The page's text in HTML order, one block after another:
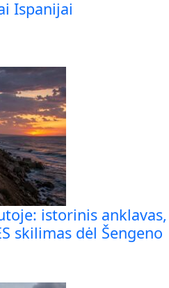
Ispanijai
istorinis anklavas,
skilimas dėl Šengeno